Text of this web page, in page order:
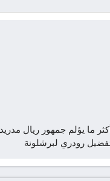
ما يؤلم جمهور ريال
رودري لبرشلونة